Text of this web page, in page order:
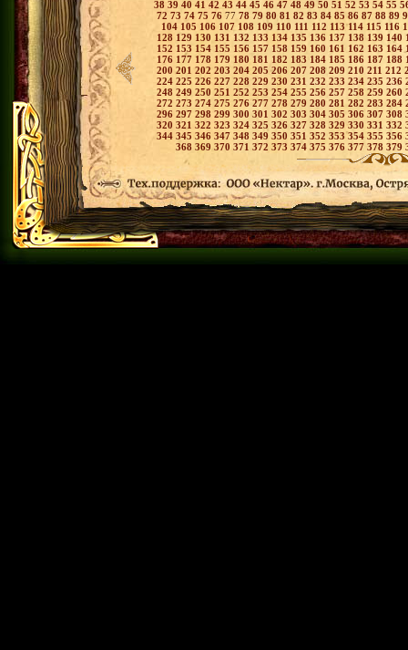
38 39 40 41 42 43 44 45 46 47 48 49 50 51 52 53 54 55
72 73 74 75 76 77 78 79 80 81 82 83 84 85 86 87 88 89
104 105 106 107 108 109 110 111 112 113114 115 116
128 129 130 131 132 133 134 135 136 137 138 139 140
152 153 154 155 156 157 158 159 160 161 162 163 164
176 177 178 179 180 181 182 183 184 185 186 187 188
200 201 202 203 204 205206 207 208 209 210 211 212
224 225 226 227 228 229 230 231 232 233 234 235 236
248 249 250 251 252 253 254 255 256 257 258 259 260
272 273 274 275 276 277 278 279 280 281 282 283 284
296 297 298 299 300 301 302 303 304 305 306 307 308
320 321 322 323 324 325 326 327 328 329 330 331 332
344 345 346 347 348 349 350 351 352 353354 355 356
368 369 370 371 372 373 374 375 376 377 378 379